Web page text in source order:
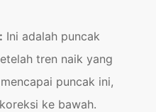
Ini adalah puncak
tren naik yang
puncak ini,
ke bawah.